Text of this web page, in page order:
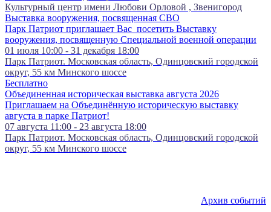
Культурный центр имени Любови Орловой , Звенигород
Выставка вооружения, посвященная СВО
Парк Патриот приглашает Вас посетить Выставку
вооружения, посвященную Специальной военной операции
01 июля 10:00 - 31 декабря 18:00
Парк Патриот. Московская область, Одинцовский городской
округ, 55 км Минского шоссе
Бесплатно
Объединенная историческая выставка августа 2026
Приглашаем на Объединённую историческую выставку
августа в парке Патриот!
07 августа 11:00 - 23 августа 18:00
Парк Патриот. Московская область, Одинцовский городской
округ, 55 км Минского шоссе
Архив событий